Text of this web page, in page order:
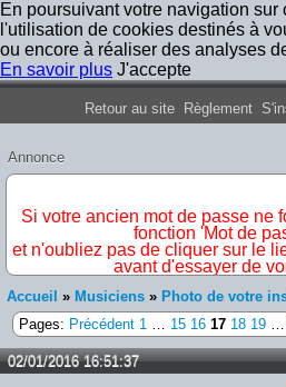
En poursuivant votre navigation sur
l'utilisation de cookies destinés à
ou encore à réaliser des analyses
En savoir plus J'accepte
Forum Iron
Retour au site Règlement
Annonce
Si votre ancien mot de passe ne
fonction 'Mot de
et n'oubliez pas de cliquer sur le
avant d'essayer de
Accueil » Musiciens » Photo de votre
Pages: Précédent 1 … 15 16 17 18 19 …
02/01/2016 16:51:37